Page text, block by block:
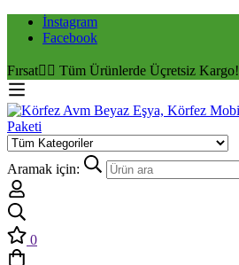
İnstagram
Facebook
Fırsat✌🏼 Tüm Ürünlerde Üçretsiz Kargo!
Aramak için:
0